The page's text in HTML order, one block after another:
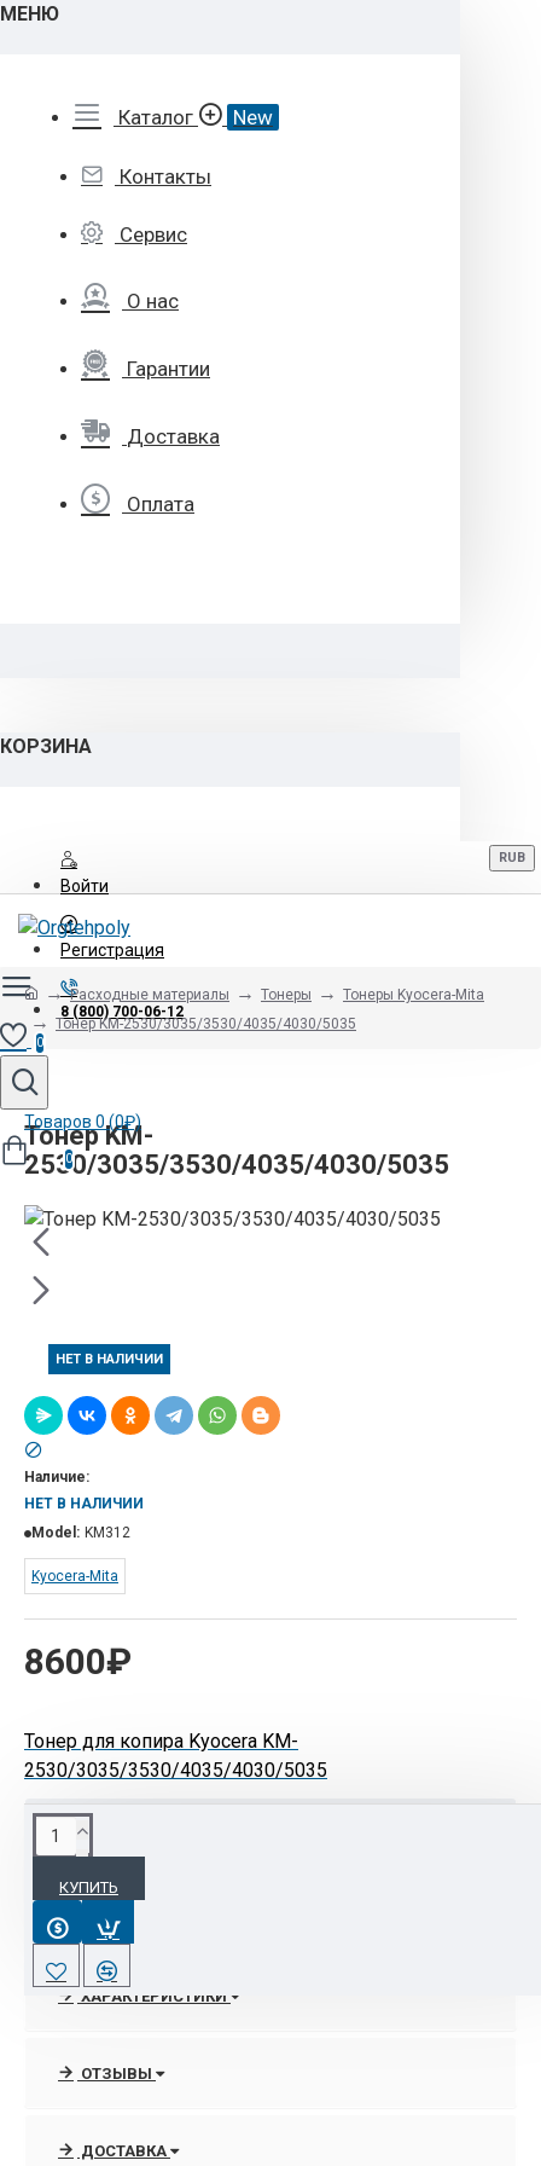
МЕНЮ
Каталог New
Контакты
Сервис
О нас
Гарантии
Доставка
Оплата
КОРЗИНА
Войти
Регистрация
8 (800) 700-06-12
RUB
0
Товаров 0 (0₽)
0
Расходные материалы Тонеры
Тонеры Kyocera-Mita
Тонер KM-2530/3035/3530/4035/4030/5035
Тонер KM-
2530/3035/3530/4035/4030/5035
НЕТ В НАЛИЧИИ
8600₽
Наличие:
НЕТ В НАЛИЧИИ
Model: KM312
Kyocera-Mita
Тонер для копира Kyocera KM-
2530/3035/3530/4035/4030/5035
КУПИТЬ
ОПИСАНИЕ
Ресурс тонер-картриджа
2530/3035/3530/4035/4030/5035
6% заполнении листа формата A4.
воздействия высокой температуры,
ХАРАКТЕРИСТИКИ
ОТЗЫВЫ
ДОСТАВКА